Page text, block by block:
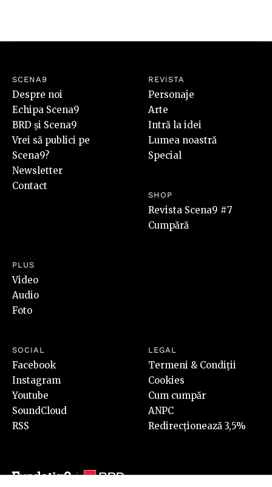
SCENA9
Despre noi
Echipa Scena9
BRD și Scena9
Vrei să publici pe
Scena9?
Newsletter
Contact
REVISTA
Personaje
Arte
Intră la idei
Lumea noastră
Special
SHOP
Revista Scena9 #7
Cumpără
PLUS
Video
Audio
Foto
SOCIAL
Facebook
Instagram
Youtube
SoundCloud
RSS
LEGAL
Termeni & Condiții
Cookies
Cum cumpăr
ANPC
Redirecționează 3,5%